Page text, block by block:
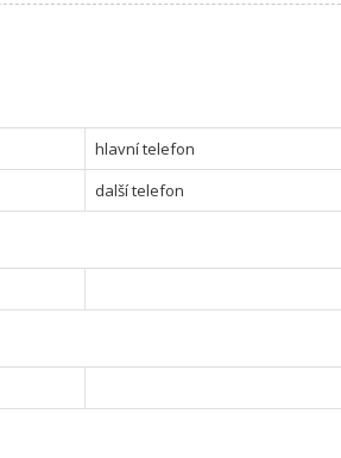
hlavní telefon
další telefon